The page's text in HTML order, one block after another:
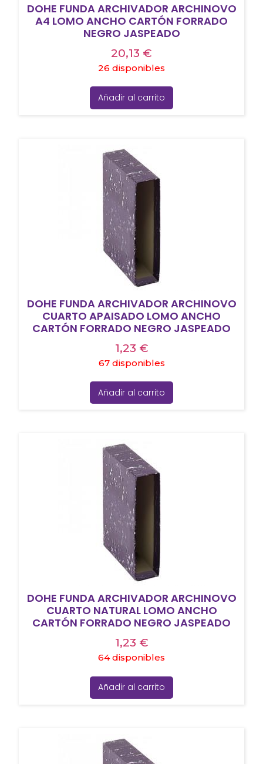
DOHE FUNDA ARCHIVADOR ARCHINOVO
A4 LOMO ANCHO CARTÓN FORRADO
NEGRO JASPEADO
20,13 €
26 disponibles
Añadir al carrito
DOHE FUNDA ARCHIVADOR ARCHINOVO
CUARTO APAISADO LOMO ANCHO
CARTÓN FORRADO NEGRO JASPEADO
1,23 €
67 disponibles
Añadir al carrito
DOHE FUNDA ARCHIVADOR ARCHINOVO
CUARTO NATURAL LOMO ANCHO
CARTÓN FORRADO NEGRO JASPEADO
1,23 €
64 disponibles
Añadir al carrito